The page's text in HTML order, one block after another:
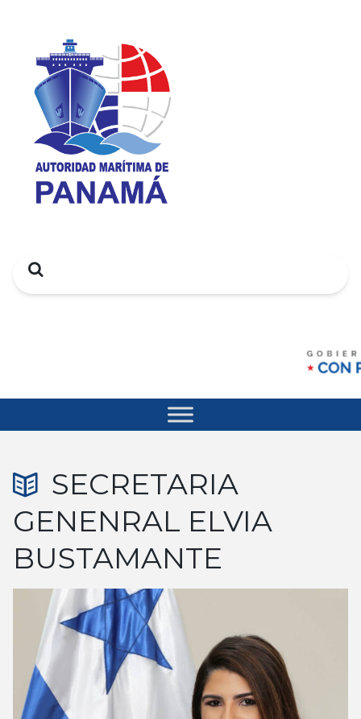
Search
SECRETARIA
GENENRAL ELVIA
BUSTAMANTE